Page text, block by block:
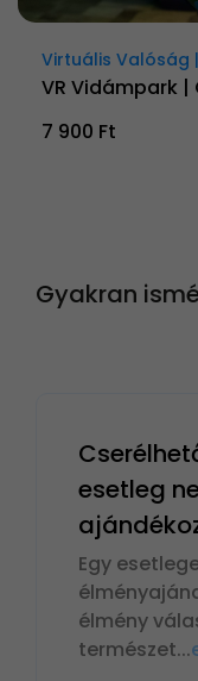
Virtuális Valóság
VR Vidámpark
7 900 Ft
Gyakran
esetleg
Egy
élmény
természet...